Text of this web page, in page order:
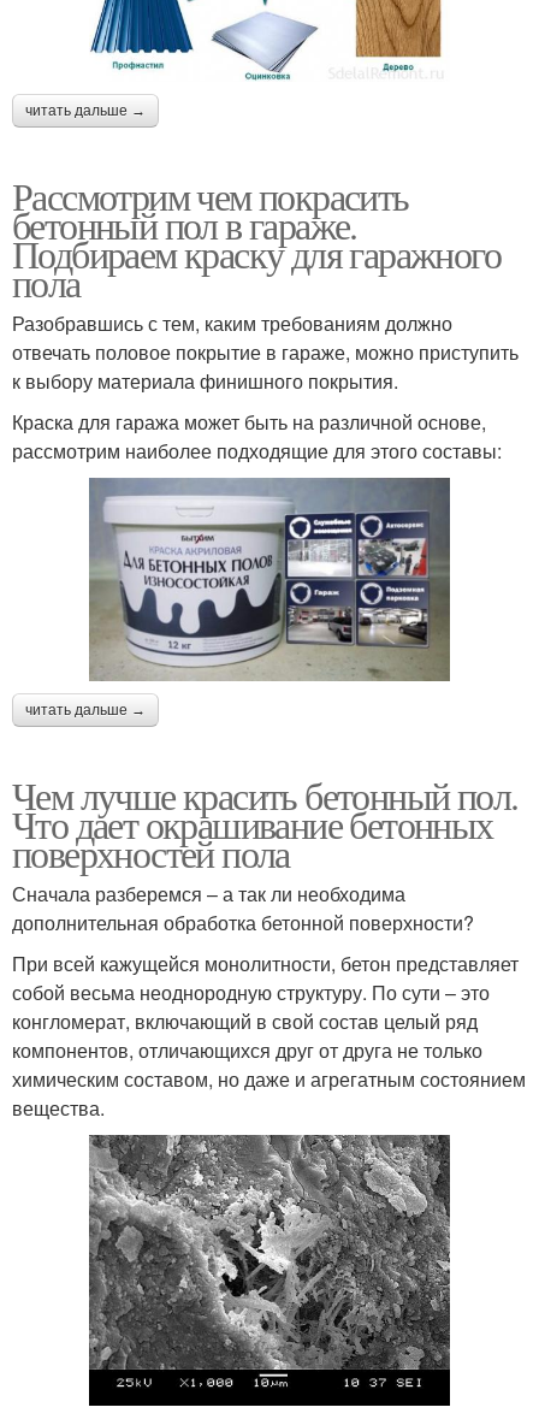
читать дальше →
Рассмотрим чем покрасить
бетонный пол в гараже.
Подбираем краску для гаражного
пола
Разобравшись с тем, каким требованиям должно
отвечать половое покрытие в гараже, можно приступить
к выбору материала финишного покрытия.
Краска для гаража может быть на различной основе,
рассмотрим наиболее подходящие для этого составы:
читать дальше →
Чем лучше красить бетонный пол.
Что дает окрашивание бетонных
поверхностей пола
Сначала разберемся – а так ли необходима
дополнительная обработка бетонной поверхности?
При всей кажущейся монолитности, бетон представляет
собой весьма неоднородную структуру. По сути – это
конгломерат, включающий в свой состав целый ряд
компонентов, отличающихся друг от друга не только
химическим составом, но даже и агрегатным состоянием
вещества.